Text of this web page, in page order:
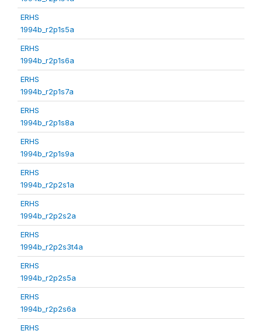
ERHS
1994b_r2p1s5a
ERHS
1994b_r2p1s6a
ERHS
1994b_r2p1s7a
ERHS
1994b_r2p1s8a
ERHS
1994b_r2p1s9a
ERHS
1994b_r2p2s1a
ERHS
1994b_r2p2s2a
ERHS
1994b_r2p2s3t4a
ERHS
1994b_r2p2s5a
ERHS
1994b_r2p2s6a
ERHS